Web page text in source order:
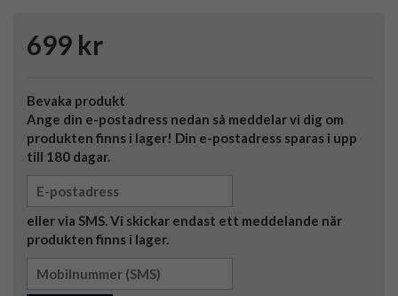
699 kr
Bevaka produkt
Ange din e-postadress nedan så meddelar vi dig om
produkten finns i lager! Din e-postadress sparas i upp
till 180 dagar.
eller via SMS. Vi skickar endast ett meddelande när
produkten finns i lager.